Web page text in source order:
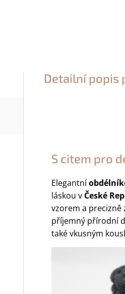
Detailní popis
S citem pro
Elegantní
láskou v České
vzorem a precizně
příjemný přírodní
také vkusným